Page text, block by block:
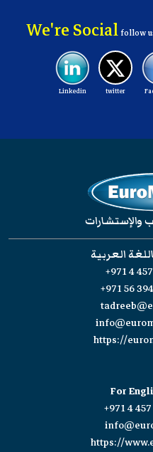
We're Socialfollow
twitter
Linkedin
والإستشارات
العربية
+971 4
+971 56
https://
For
+971 4
https://